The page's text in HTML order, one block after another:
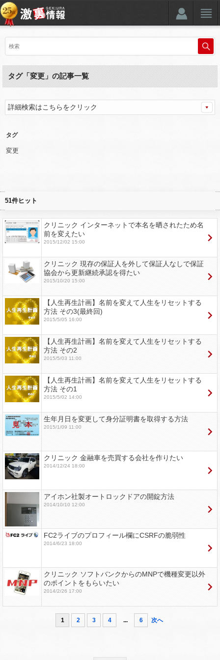
タグ「変更」の記事一覧
詳細検索はこちらをクリック
タグ
変更
51件ヒット
クリニック インターネットで本名を晒されたため名
前を変えたい
2015/12/02 15:00
クリニック 現存の保証人を外して保証人なしで保証
協会から更新継続承認を得たい
2015/10/20 15:00
【人生再生計画】名前を変えて人生をリセットする
方法 その3(最終回)
2015/5/05 16:00
【人生再生計画】名前を変えて人生をリセットする
方法 その2
2015/5/03 11:00
【人生再生計画】名前を変えて人生をリセットする
方法 その1
2015/5/02 14:00
生年月日を変更して身分証明書を取得する方法
2015/1/09 11:00
クリニック 金融車を売買する会社を作りたい
2014/12/24 18:00
アイホン社製オートロックドアの開錠方法
2014/10/10 12:00
FC2ライブのプロフィール欄にCSRFの脆弱性
2014/6/23 18:00
クリニック ソフトバンクからのMNPで機種変更以外
のポイントをもらいたい
2014/2/26 17:00
1 2 3 4 ... 6 次へ